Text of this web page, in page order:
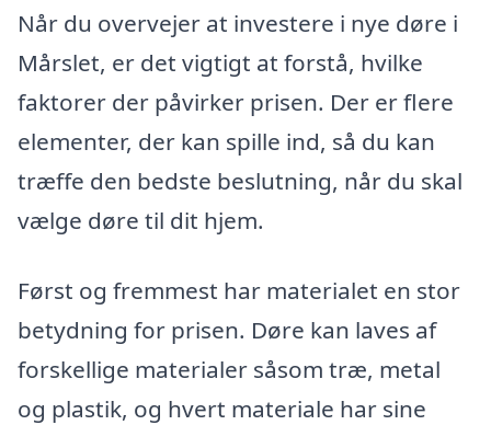
Når du overvejer at investere i nye døre i
Mårslet, er det vigtigt at forstå, hvilke
faktorer der påvirker prisen. Der er flere
elementer, der kan spille ind, så du kan
træffe den bedste beslutning, når du skal
vælge døre til dit hjem.
Først og fremmest har materialet en stor
betydning for prisen. Døre kan laves af
forskellige materialer såsom træ, metal
og plastik, og hvert materiale har sine